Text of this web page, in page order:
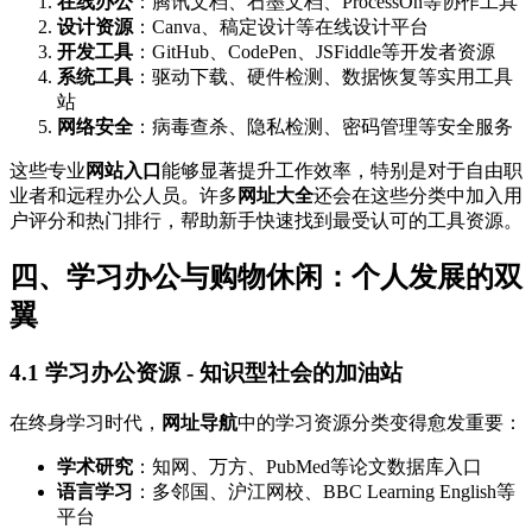
设计资源 ：Canva、稿定设计等在线设计平台
开发工具 ：GitHub、CodePen、JSFiddle等开发者资源
系统工具 ：驱动下载、硬件检测、数据恢复等实用工具
站
网络安全 ：病毒查杀、隐私检测、密码管理等安全服务
这些专业 网站入口 能够显著提升工作效率，特别是对于自由职
业者和远程办公人员。许多 网址大全还会在这些分类中加入用
户评分和热门排行，帮助新手快速找到最受认可的工具资源。
四、学习办公与购物休闲：个人发展的双
翼
4.1 学习办公资源 - 知识型社会的加油站
在终身学习时代， 网址导航中的学习资源分类变得愈发重要：
学术研究 ：知网、万方、PubMed等论文数据库入口
语言学习 ：多邻国、沪江网校、BBC Learning English等
平台